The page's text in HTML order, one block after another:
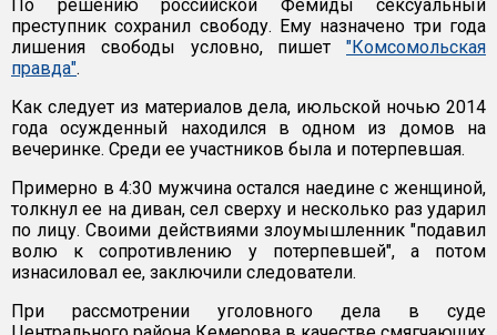
По решению российской Фемиды сексуальный
преступник сохранил свободу. Ему назначено три года
лишения свободы условно, пишет "Комсомольская
правда".
Как следует из материалов дела, июльской ночью 2014
года осужденный находился в одном из домов на
вечеринке. Среди ее участников была и потерпевшая.
Примерно в 4:30 мужчина остался наедине с женщиной,
толкнул ее на диван, сел сверху и несколько раз ударил
по лицу. Своими действиями злоумышленник "подавил
волю к сопротивлению у потерпевшей", а потом
изнасиловал ее, заключили следователи.
При рассмотрении уголовного дела в суде